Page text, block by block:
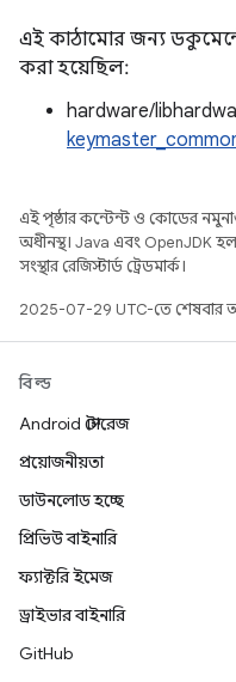
এই কাঠামোর জন্য
করা হয়েছিল:
hardware/
এই পৃষ্ঠার কন্টেন্ট ও কোডের
অধীনস্থ। Java এবং OpenJDK
সংস্থার রেজিস্টার্ড ট্রেডমার্ক।
2025-07-29 UTC-তে শেষবার
বিল্ড
Android স্টোরেজ
প্রয়োজনীয়তা
ডাউনলোড হচ্ছে
প্রিভিউ বাইনারি
ফ্যাক্টরি ইমেজ
ড্রাইভার বাইনারি
GitHub